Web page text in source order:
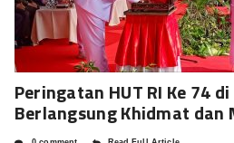
Peringatan HUT RI Ke 74
Berlangsung Khidmat dan